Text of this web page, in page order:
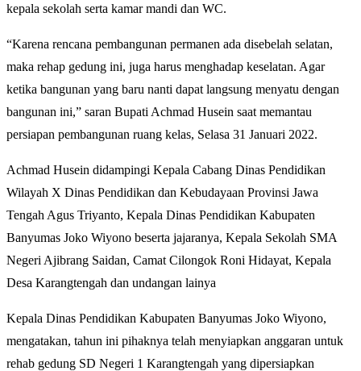
kepala sekolah serta kamar mandi dan WC.
“Karena rencana pembangunan permanen ada disebelah selatan,
maka rehap gedung ini, juga harus menghadap keselatan. Agar
ketika bangunan yang baru nanti dapat langsung menyatu dengan
bangunan ini,” saran Bupati Achmad Husein saat memantau
persiapan pembangunan ruang kelas, Selasa 31 Januari 2022.
Achmad Husein didampingi Kepala Cabang Dinas Pendidikan
Wilayah X Dinas Pendidikan dan Kebudayaan Provinsi Jawa
Tengah Agus Triyanto, Kepala Dinas Pendidikan Kabupaten
Banyumas Joko Wiyono beserta jajaranya, Kepala Sekolah SMA
Negeri Ajibrang Saidan, Camat Cilongok Roni Hidayat, Kepala
Desa Karangtengah dan undangan lainya
Kepala Dinas Pendidikan Kabupaten Banyumas Joko Wiyono,
mengatakan, tahun ini pihaknya telah menyiapkan anggaran untuk
rehab gedung SD Negeri 1 Karangtengah yang dipersiapkan